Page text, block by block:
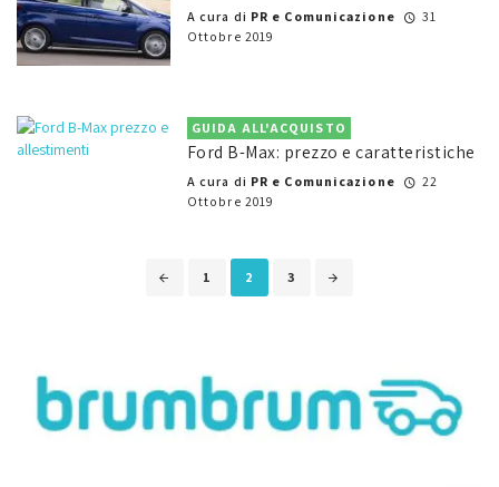
A cura di PR e Comunicazione
31
Ottobre 2019
GUIDA ALL'ACQUISTO
Ford B-Max: prezzo e caratteristiche
A cura di PR e Comunicazione
22
Ottobre 2019
1 2 3